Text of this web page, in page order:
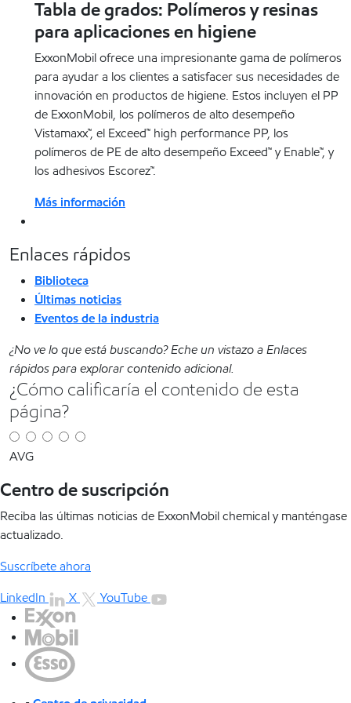
Tabla de grados: Polímeros y resinas
para aplicaciones en higiene
ExxonMobil ofrece una impresionante gama de polímeros
para ayudar a los clientes a satisfacer sus necesidades de
innovación en productos de higiene. Estos incluyen el PP
de ExxonMobil, los polímeros de alto desempeño
Vistamaxx™, el Exceed™ high performance PP, los
polímeros de PE de alto desempeño Exceed™ y Enable™, y
los adhesivos Escorez™.
Más información
Enlaces rápidos
Biblioteca
Últimas noticias
Eventos de la industria
¿No ve lo que está buscando? Eche un vistazo a Enlaces
rápidos para explorar contenido adicional.
¿Cómo calificaría el contenido de esta
página?
AVG
Centro de suscripción
Reciba las últimas noticias de ExxonMobil chemical y manténgase
actualizado.
Suscríbete ahora
LinkedIn
X YouTube